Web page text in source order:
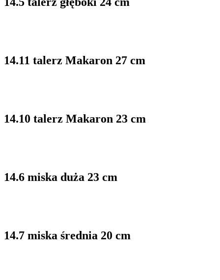
14.11 talerz Makaron 27 cm
14.10 talerz Makaron 23 cm
14.6 miska duża 23 cm
14.7 miska średnia 20 cm